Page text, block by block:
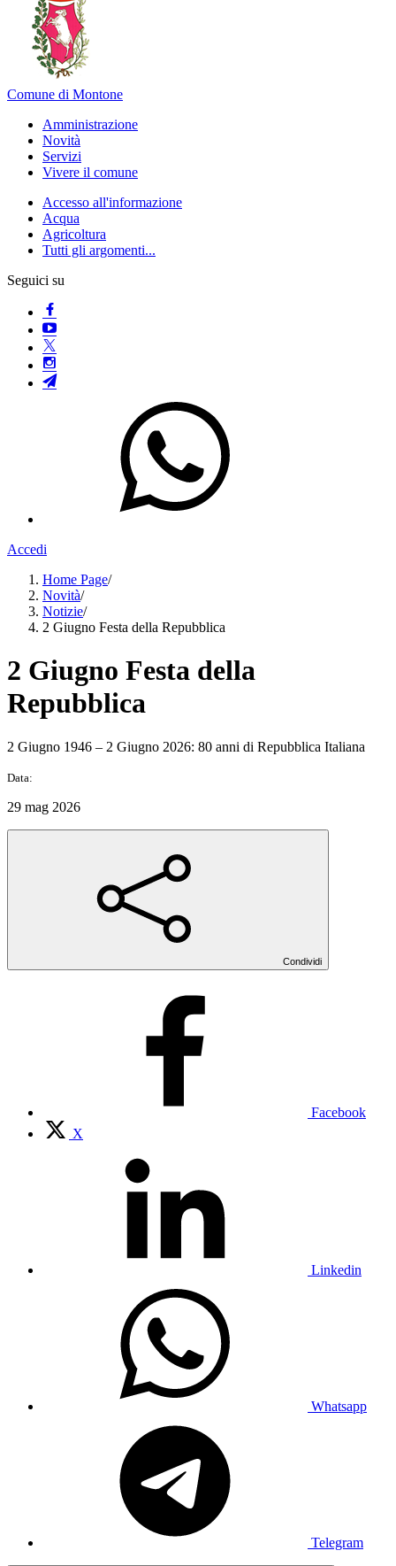
Comune di Montone
Amministrazione
Novità
Servizi
Vivere il comune
Accesso all'informazione
Acqua
Agricoltura
Tutti gli argomenti...
Seguici su
Accedi
Home Page/
Novità/
Notizie/
2 Giugno Festa della Repubblica
2 Giugno Festa della
Repubblica
2 Giugno 1946 – 2 Giugno 2026: 80 anni di Repubblica Italiana
Data:
29 mag 2026
Condividi
Facebook
X
Linkedin
Whatsapp
Telegram